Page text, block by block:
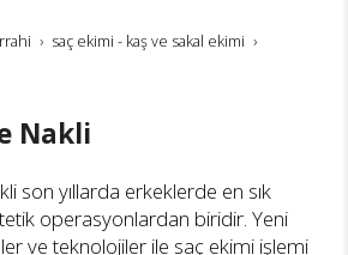
saç ekimi - kaş ve sakal ekimi
Nakli
son yıllarda erkeklerde en sık
operasyonlardan biridir. Yeni
ve teknolojiler ile saç ekimi işlemi